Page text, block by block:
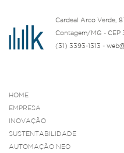
Cardeal Arco Verde,
Contagem/MG - CEP
(31) 3393-1313 -
HOME
EMPRESA
INOVAÇÃO
SUSTENTABILIDADE
AUTOMAÇÃO NEO